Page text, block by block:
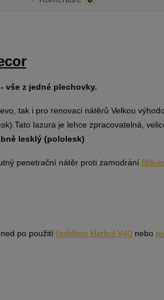
vše z jedné plechovky.
tak i pro renovaci nátěrů Velkou
lazura je lehce zpracovatelná,
lesklý (pololesk)
penetrační nátěr proti zamodrání
po použití ředidlem Herbol V40nebo